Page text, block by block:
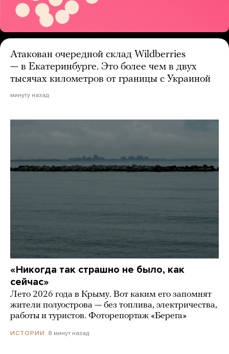
Атакован очередной склад Wildberries
— в Екатеринбурге. Это более чем в двух
тысячах километров от границы с Украиной
минуту назад
«Никогда так страшно не было, как
сейчас»
Лето 2026 года в Крыму. Вот каким его запомнят
жители полуострова — без топлива, электричества,
работы и туристов. Фоторепортаж «Берега»
ИСТОРИИ 8 минут назад